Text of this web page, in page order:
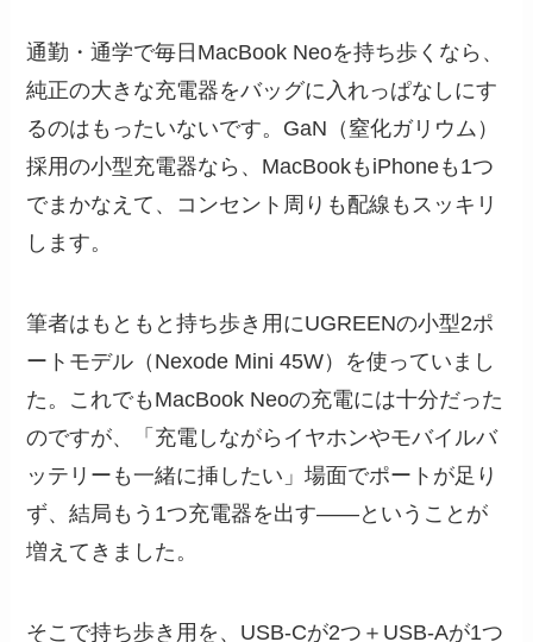
通勤・通学で毎日MacBook Neoを持ち歩くなら、
純正の大きな充電器をバッグに入れっぱなしにす
るのはもったいないです。GaN（窒化ガリウム）
採用の小型充電器なら、MacBookもiPhoneも1つ
でまかなえて、コンセント周りも配線もスッキリ
します。
筆者はもともと持ち歩き用にUGREENの小型2ポ
ートモデル（Nexode Mini 45W）を使っていまし
た。これでもMacBook Neoの充電には十分だった
のですが、「充電しながらイヤホンやモバイルバ
ッテリーも一緒に挿したい」場面でポートが足り
ず、結局もう1つ充電器を出す——ということが
増えてきました。
そこで持ち歩き用を、USB-Cが2つ＋USB-Aが1つ